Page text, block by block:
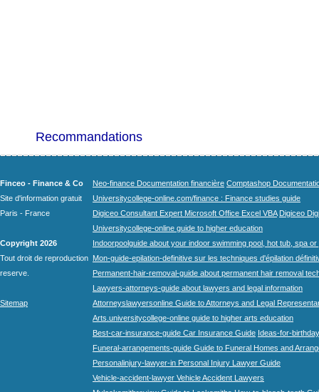
Recommandations
Finceo - Finance & Co
Site d'information gratuit
Paris - France
Copyright 2026
Tout droit de reproduction
reserve.
Sitemap
Neo-finance Documentation financière Comptashop
Universitycollege-online.com/finance : Finance studies guide
Digiceo Consultant Expert Microsoft Office Excel VBA Digiceo
Universitycollege-online guide to higher education
Indoorpoolguide about your indoor swimming pool, hot tub, spa
Mon-guide-epilation-definitive sur les techniques d'épilation
Permanent-hair-removal-guide about permanent hair removal
Lawyers-attorneys-guide about lawyers and legal information
Attorneyslawyersonline Guide to Attorneys and Legal
Arts.universitycollege-online guide to higher arts education
Best-car-insurance-guide Car Insurance Guide Ideas-for-
Funeral-arrangements-guide Guide to Funeral Homes and
Personalinjury-lawyer-in Personal Injury Lawyer Guide
Vehicle-accident-lawyer Vehicle Accident Lawyers